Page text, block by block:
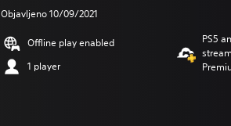
Objavljeno 10/09/2021
Offline play enabled
1 player
PS5